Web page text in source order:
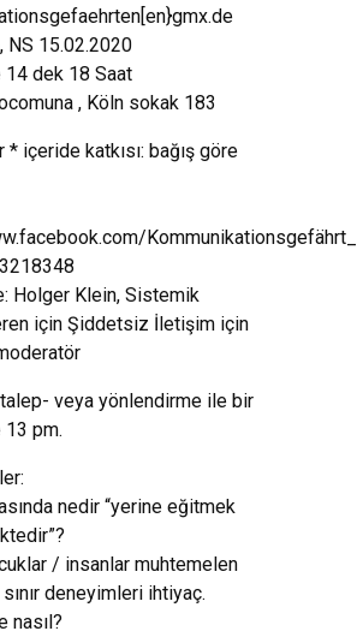
NS 15.02.2020
14 dek 18 Saat
, Köln sokak 183
* içeride katkısı: bağış göre
Holger Klein, Sistemik
için Şiddetsiz İletişim için
veya yönlendirme ile bir
pm.
nedir “yerine eğitmek
/ insanlar muhtemelen
sınır deneyimleri ihtiyaç.
nasıl?